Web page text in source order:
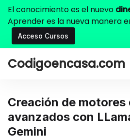
El conocimiento es el nuevo
Aprender es la nueva manera
Acceso Cursos
Codigoencasa.com
Creación de motores
avanzados con
Gemini